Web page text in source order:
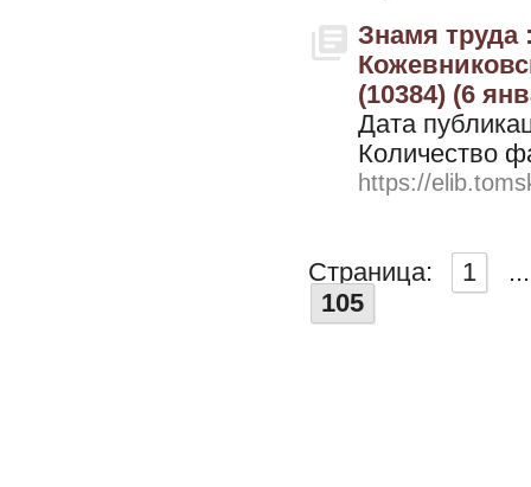
Знамя труда
(10384) (6
Дата
Количество
https://
Страница: 1
...
105